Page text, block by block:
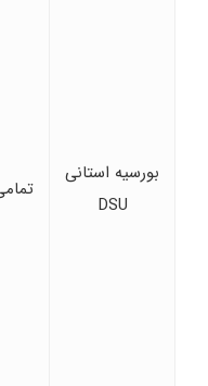
بورسیه استانی
DSU